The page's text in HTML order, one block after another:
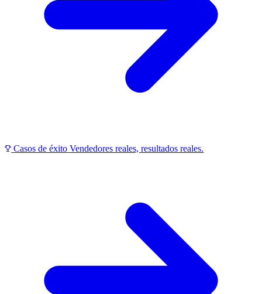
Casos de éxito Vendedores reales, resultados reales.